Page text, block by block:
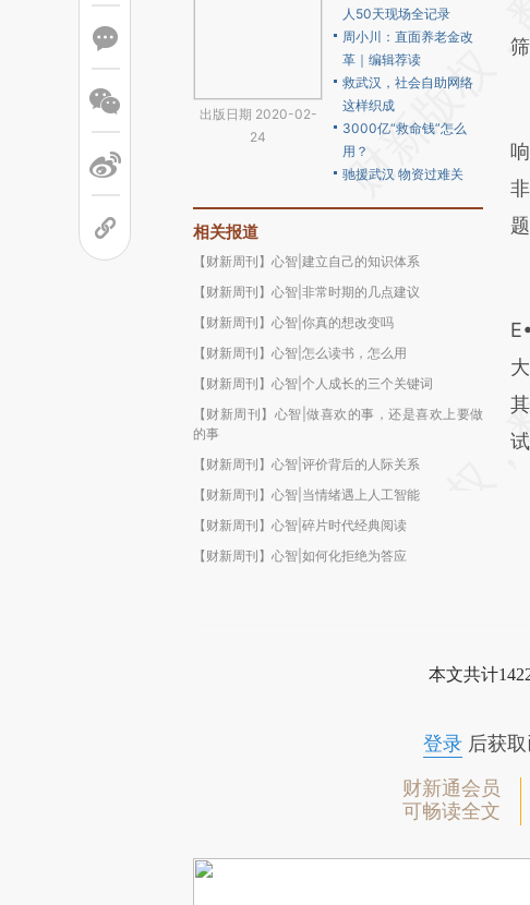
出版日期 2020-02-
24
人50天现场全记录
周小川：直面养老金改
革｜编辑荐读
救武汉，社会自助网络
这样织成
3000亿“救命钱”怎么
用？
驰援武汉 物资过难关
相关报道
【财新周刊】心智|建立自己的知识体系
【财新周刊】心智|非常时期的几点建议
【财新周刊】心智|你真的想改变吗
【财新周刊】心智|怎么读书，怎么用
【财新周刊】心智|个人成长的三个关键词
【财新周刊】心智|做喜欢的事，还是喜欢上要做
的事
【财新周刊】心智|评价背后的人际关系
【财新周刊】心智|当情绪遇上人工智能
【财新周刊】心智|碎片时代经典阅读
【财新周刊】心智|如何化拒绝为答应
题
试
本文共计
登录后获取
财新通会员
可畅读全文